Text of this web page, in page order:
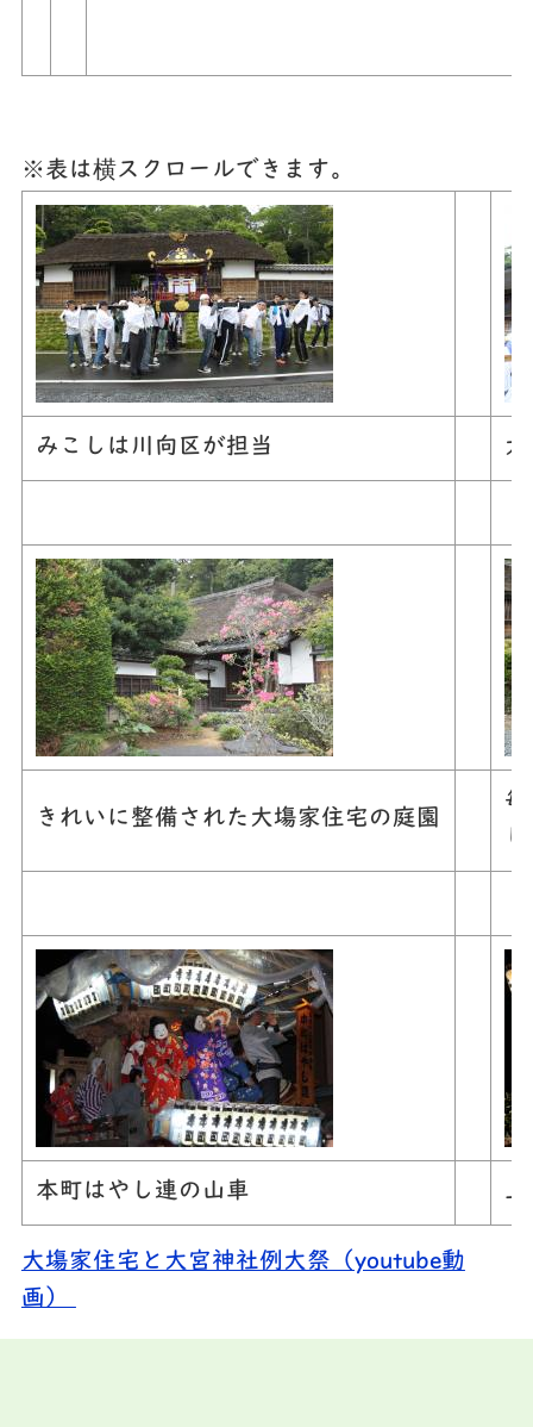
※表は横スクロールできます。
みこしは川向区が担当
きれいに整備された大塲家住宅の庭園
本町はやし連の山車
大塲家住宅と大宮神社例大祭（youtube動
画）